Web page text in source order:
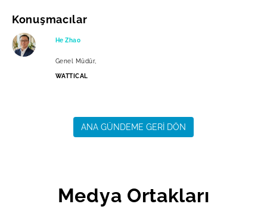
Konuşmacılar
He Zhao
Genel Müdür,
WATTICAL
ANA GÜNDEME GERİ DÖN
Medya Ortakları